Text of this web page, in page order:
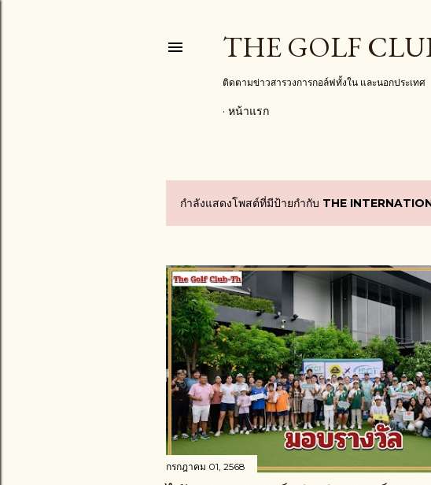
THE GOLF
ติดตามข่าวสารวงการกอล์ฟทั้งใน และนอกประเทศ
หน้าแรก
บ
ค
ว
า
ม
กำลังแสดงโพสต์ที่มีป้ายกำกับ THE
กรกฎาคม 01, 2568